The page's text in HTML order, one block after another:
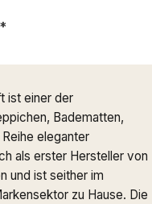
Preis:
*
ist einer der
Badematten,
eleganter
als erster Hersteller von
und ist seither im
zu Hause. Die